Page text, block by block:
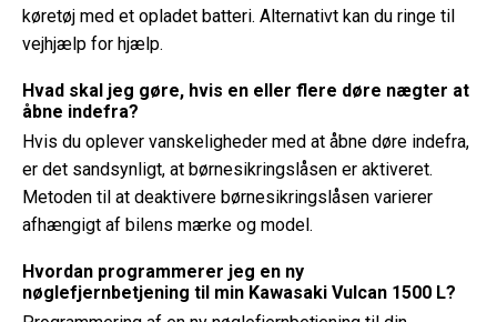
køretøj med et opladet batteri. Alternativt kan du ringe til
vejhjælp for hjælp.
Hvad skal jeg gøre, hvis en eller flere døre nægter at
åbne indefra?
Hvis du oplever vanskeligheder med at åbne døre indefra,
er det sandsynligt, at børnesikringslåsen er aktiveret.
Metoden til at deaktivere børnesikringslåsen varierer
afhængigt af bilens mærke og model.
Hvordan programmerer jeg en ny
nøglefjernbetjening til min Kawasaki Vulcan 1500 L?